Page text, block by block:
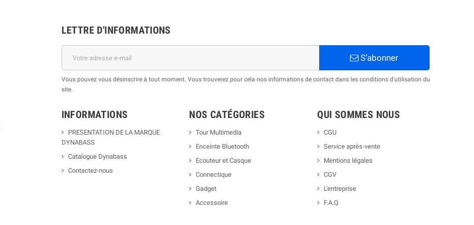
LETTRE D'INFORMATIONS
S’abonner
Vous pouvez vous désinscrire à tout moment. Vous trouverez pour cela nos informations de contact dans les conditions d'utilisation du
site.
INFORMATIONS
PRESENTATION DE LA MARQUE
DYNABASS
Catalogue Dynabass
Contactez-nous
NOS CATÉGORIES
Tour Multimedia
Enceinte Bluetooth
Ecouteur et Casque
Connectique
Gadget
Accessoire
QUI SOMMES NOUS
CGU
Service après-vente
Mentions légales
CGV
L'entreprise
F.A.Q